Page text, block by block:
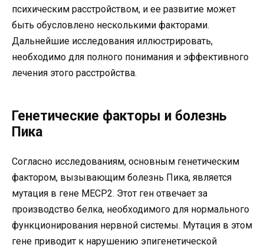
психическим расстройством, и ее развитие может
быть обусловлено несколькими факторами.
Дальнейшие исследования иллюстрировать,
необходимо для полного понимания и эффективного
лечения этого расстройства.
Генетические факторы и болезнь
Пика
Согласно исследованиям, основным генетическим
фактором, вызывающим болезнь Пика, является
мутация в гене MECP2. Этот ген отвечает за
производство белка, необходимого для нормального
функционирования нервной системы. Мутация в этом
гене приводит к нарушению эпигенетической